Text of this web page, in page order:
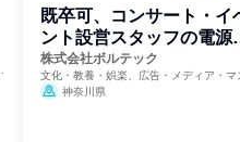
既卒可、コンサート・イ
ント設営スタッフの電源
門
株式会社ボルテック
文化・教養・娯楽、広告・メディア・マ
ミ、電力・ガス・水道・エネルギー
神奈川県